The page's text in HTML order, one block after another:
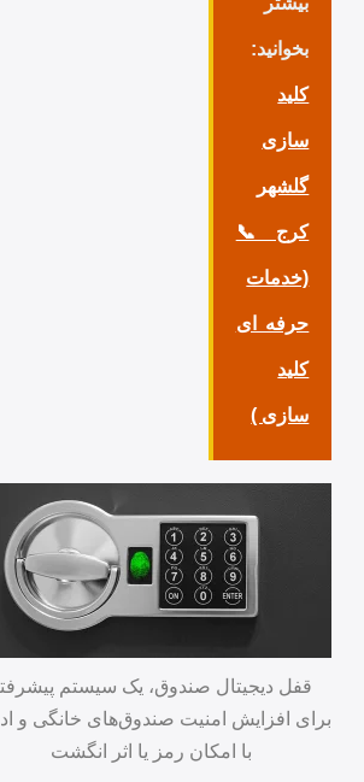
بخوانید:
کلید
سازی
گلشهر
کرج 📞
(خدمات
حرفه ای
کلید
سازی )
قفل دیجیتال صندوق، یک سیستم پیشرفته
برای افزایش امنیت صندوق‌های خانگی و اداری
با امکان رمز یا اثر انگشت